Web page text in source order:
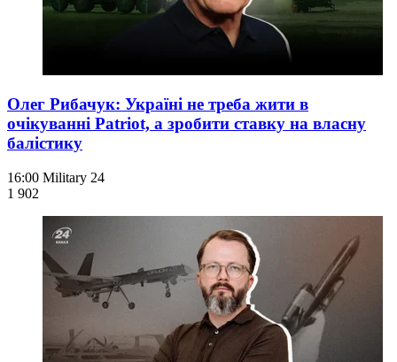
Олег Рибачук: Україні не треба жити в
очікуванні Patriot, а зробити ставку на власну
балістику
16:00 Military 24
1 902